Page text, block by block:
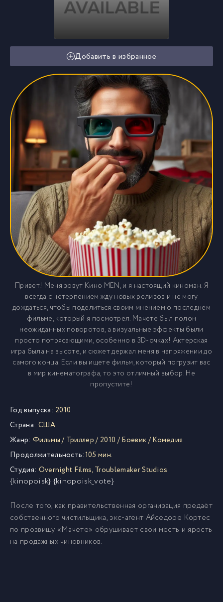
Добавить в избранное
Привет! Меня зовут Кино MEN, и я настоящий киноман. Я
всегда с нетерпением жду новых релизов и не могу
дождаться, чтобы поделиться своим мнением о последнем
фильме, который я посмотрел. Мачете был полон
неожиданных поворотов, а визуальные эффекты были
просто потрясающими, особенно в 3D-очках! Актерская
игра была на высоте, и сюжет держал меня в напряжении до
самого конца. Если вы ищете фильм, который погрузит вас
в мир кинематографа, то это отличный выбор. Не
пропустите!
Год выпуска: 2010
Страна: США
Жанр: Фильмы/ Триллер/ 2010 /Боевик/Комедия
Продолжительность:105 мин.
Студия: Overnight Films,Troublemaker Studios
{kinopoisk} {kinopoisk_vote}
После того, как правительственная организация предаёт
собственного чистильщика, экс-агент Айседоре Кортес
по прозвищу «Мачете» обрушивает свои месть и ярость
на продажных чиновников.